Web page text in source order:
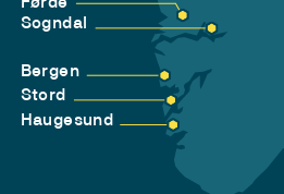
Sogndal
Bergen
Stord
Haugesund